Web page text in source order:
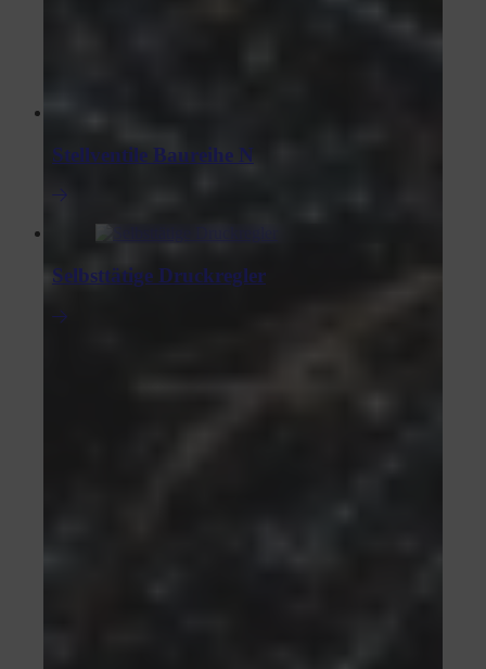
Stellventile Baureihe N
Selbsttätige Druckregler